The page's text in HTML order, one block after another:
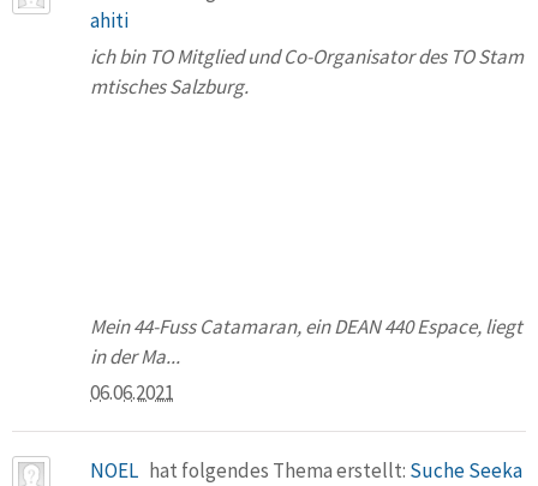
ahiti
ich bin TO Mitglied und Co-Organisator des TO Stam
mtisches Salzburg.
Mein 44-Fuss Catamaran, ein DEAN 440 Espace, liegt
in der Ma...
06.06.2021
NOEL hat folgendes Thema erstellt: Suche Seeka